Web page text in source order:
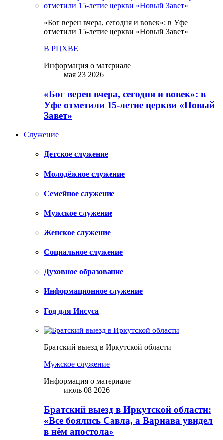
«Бог верен вчера, сегодня и вовек»: в Уфе
отметили 15-летие церкви «Новый Завет»
В РЦХВЕ
Информация о материале
мая 23 2026
«Бог верен вчера, сегодня и вовек»: в
Уфе отметили 15-летие церкви «Новый
Завет»
Служение
Детское служение
Молодёжное служение
Семейное служение
Мужское служение
Женское служение
Социальное служение
Духовное образование
Информационное служение
Год для Иисуса
Братский выезд в Иркутской области
Мужское служение
Информация о материале
июль 08 2026
Братский выезд в Иркутской области:
«Все боялись Савла, а Варнава увидел
в нём апостола»